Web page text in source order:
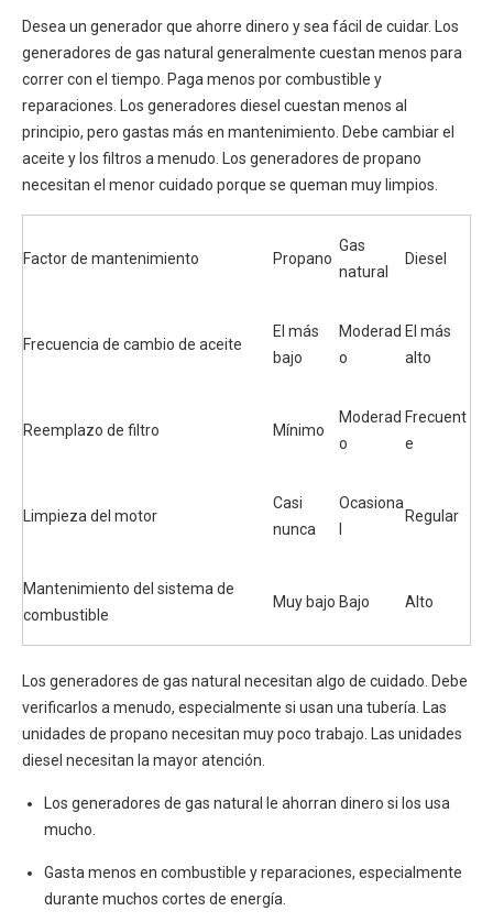
Desea un generador que ahorre dinero y sea fácil de cuidar. Los
generadores de gas natural generalmente cuestan menos para
correr con el tiempo. Paga menos por combustible y
reparaciones. Los generadores diesel cuestan menos al
principio, pero gastas más en mantenimiento. Debe cambiar el
aceite y los filtros a menudo. Los generadores de propano
necesitan el menor cuidado porque se queman muy limpios.
Factor de mantenimiento Propano
Gas
natural
Diesel
Frecuencia de cambio de aceite
El más
bajo
Moderad
o
El más
alto
Reemplazo de filtro Mínimo
Moderad
o
Frecuent
e
Limpieza del motor
Casi
nunca
Ocasiona
Regular
Mantenimiento del sistema de
combustible
Muy bajo Bajo Alto
Los generadores de gas natural necesitan algo de cuidado. Debe
verificarlos a menudo, especialmente si usan una tubería. Las
unidades de propano necesitan muy poco trabajo. Las unidades
diesel necesitan la mayor atención.
Los generadores de gas natural le ahorran dinero si los usa
mucho.
Gasta menos en combustible y reparaciones, especialmente
durante muchos cortes de energía.